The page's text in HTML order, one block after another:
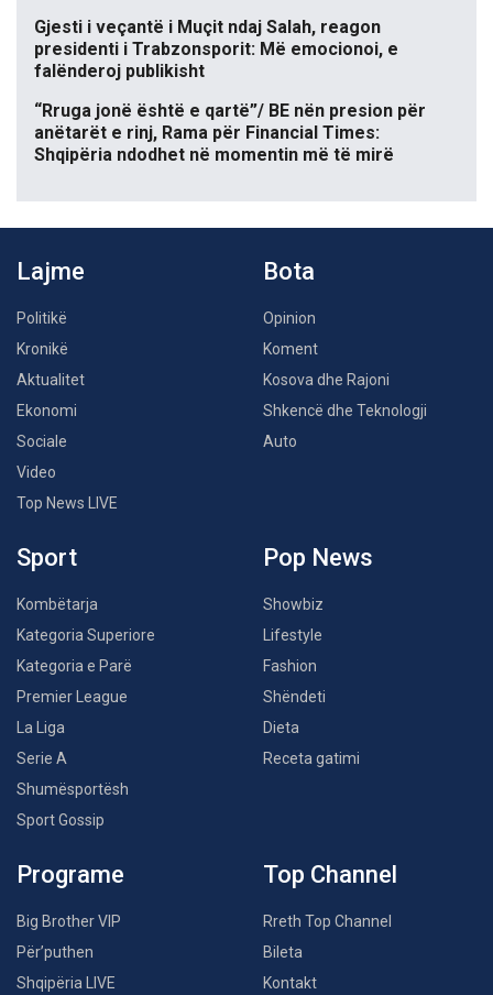
Gjesti i veçantë i Muçit ndaj Salah, reagon
presidenti i Trabzonsporit: Më emocionoi, e
falënderoj publikisht
“Rruga jonë është e qartë”/ BE nën presion për
anëtarët e rinj, Rama për Financial Times:
Shqipëria ndodhet në momentin më të mirë
Lajme
Politikë
Kronikë
Aktualitet
Ekonomi
Sociale
Video
Top News LIVE
Bota
Opinion
Koment
Kosova dhe Rajoni
Shkencë dhe Teknologji
Auto
Sport
Kombëtarja
Kategoria Superiore
Kategoria e Parë
Premier League
La Liga
Serie A
Shumësportësh
Sport Gossip
Pop News
Showbiz
Lifestyle
Fashion
Shëndeti
Dieta
Receta gatimi
Programe
Big Brother VIP
Për’puthen
Shqipëria LIVE
Top Channel
Rreth Top Channel
Bileta
Kontakt